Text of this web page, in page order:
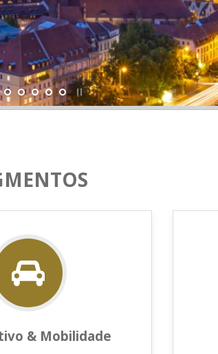
& Mobilidade